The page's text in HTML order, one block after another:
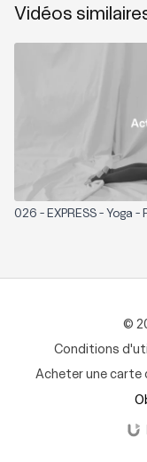
Vidéos
026 - EXPRESS - Yoga
©
Conditions
Acheter une carte